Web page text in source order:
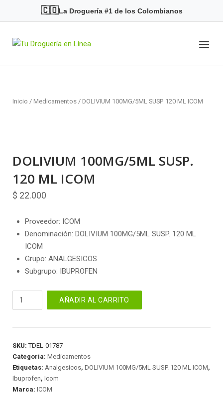
🇨🇴La Droguería #1 de los Colombianos
Home Menu
Inicio / Medicamentos / DOLIVIUM 100MG/5ML SUSP. 120 ML ICOM
DOLIVIUM 100MG/5ML SUSP.
120 ML ICOM
$ 22.000
Proveedor: ICOM
Denominación: DOLIVIUM 100MG/5ML SUSP. 120 ML
ICOM
Grupo: ANALGESICOS
Subgrupo: IBUPROFEN
DOLIVIUM
100MG/5ML
120
ICOM
cantidad
AÑADIR AL CARRITO
SKU:TDEL-01787
Categoría: Medicamentos
Etiquetas: Analgesicos, DOLIVIUM 100MG/5ML SUSP. 120 ML ICOM,
Ibuprofen, Icom
Marca: ICOM